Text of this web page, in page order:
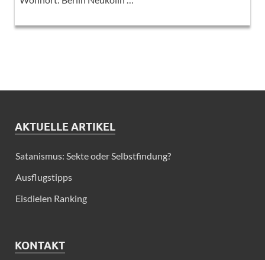
AKTUELLE ARTIKEL
Satanismus: Sekte oder Selbstfindung?
Ausflugstipps
Eisdielen Ranking
KONTAKT